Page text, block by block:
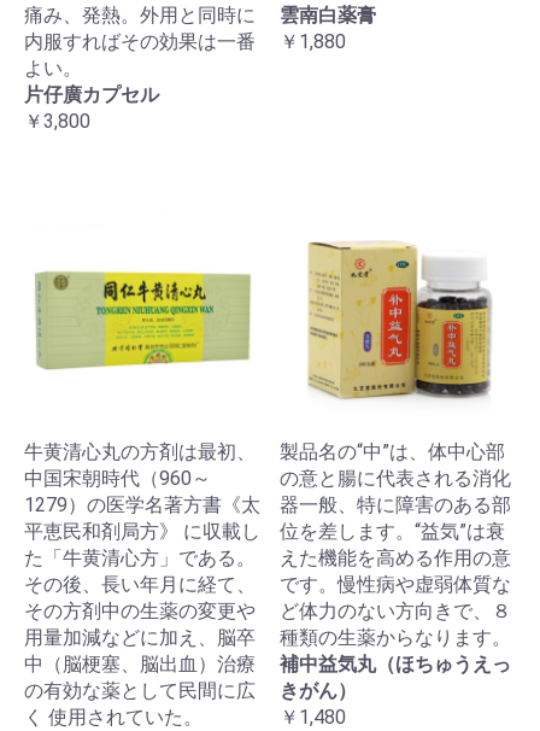
痛み、発熱。外用と同時に
内服すればその効果は一番
よい。
片仔廣カプセル
￥3,800
雲南白薬膏
￥1,880
牛黄清心丸の方剤は最初、
中国宋朝時代（960～
1279）の医学名著方書《太
平恵民和剤局方》 に収載し
た「牛黄清心方」である。
その後、長い年月に経て、
その方剤中の生薬の変更や
用量加減などに加え、脳卒
中（脳梗塞、脳出血）治療
の有効な薬として民間に広
く 使用されていた。
製品名の“中”は、体中心部
の意と腸に代表される消化
器一般、特に障害のある部
位を差します。“益気”は衰
えた機能を高める作用の意
です。慢性病や虚弱体質な
ど体力のない方向きで、８
種類の生薬からなります。
補中益気丸（ほちゅうえっ
きがん）
￥1,480